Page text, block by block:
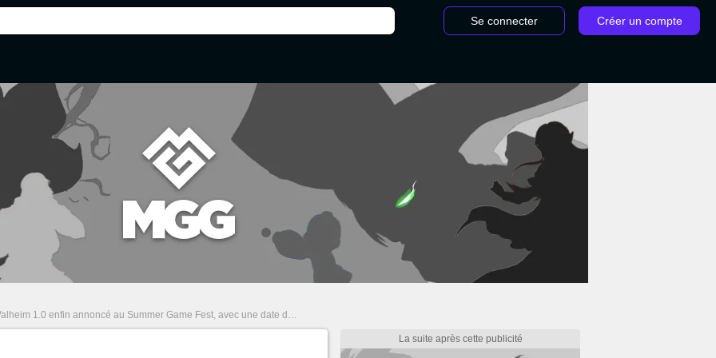
Se connecter Créer un compte
1.0 enfin annoncé au Summer Game Fest, avec une date de sortie proche et un nouveau biome